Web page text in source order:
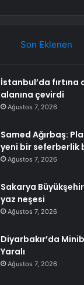
Son Eklenen
İstanbul’da fırtına
alanına çevirdi
Ağustos 7, 2026
Samed Ağırbaş:
yeni bir seferberlik
Ağustos 7, 2026
Sakarya
yaz neşesi
Ağustos 7, 2026
Diyarbakır’da
Yaralı
Ağustos 7, 2026